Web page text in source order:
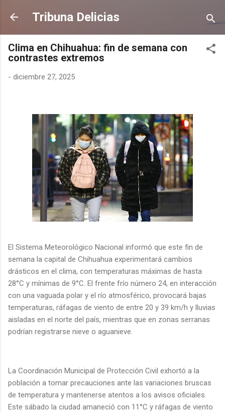
Ir al contenido principal
Tribuna Delicias
Clima en Chihuahua: fin de semana con
contrastes extremos
- diciembre 27, 2025
El Sistema Meteorológico Nacional informó que este fin de
semana la capital de Chihuahua experimentará cambios
drásticos en el clima, con temperaturas máximas de hasta
28°C y mínimas de 9°C. El frente frío número 24, en interacción
con una vaguada polar y el río atmosférico, provocará bajas
temperaturas, ráfagas de viento de entre 20 y 39 km/h y lluvias
aisladas en el norte del país, mientras que en zonas serranas
podrían registrarse nieve o aguanieve.
La Coordinación Municipal de Protección Civil exhortó a la
población a tomar precauciones ante las variaciones bruscas
de temperatura y mantenerse atentos a los avisos oficiales.
Este sábado la ciudad amaneció con 11°C y ráfagas de viento